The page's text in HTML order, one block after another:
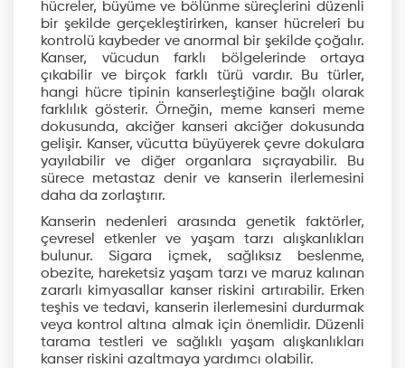
hücreler, büyüme ve bölünme süreçlerini düzenli
bir şekilde gerçekleştirirken, kanser hücreleri bu
kontrolü kaybeder ve anormal bir şekilde çoğalır.
Kanser, vücudun farklı bölgelerinde ortaya
çıkabilir ve birçok farklı türü vardır. Bu türler,
hangi hücre tipinin kanserleştiğine bağlı olarak
farklılık gösterir. Örneğin, meme kanseri meme
dokusunda, akciğer kanseri akciğer dokusunda
gelişir. Kanser, vücutta büyüyerek çevre dokulara
yayılabilir ve diğer organlara sıçrayabilir. Bu
sürece metastaz denir ve kanserin ilerlemesini
daha da zorlaştırır.
Kanserin nedenleri arasında genetik faktörler,
çevresel etkenler ve yaşam tarzı alışkanlıkları
bulunur. Sigara içmek, sağlıksız beslenme,
obezite, hareketsiz yaşam tarzı ve maruz kalınan
zararlı kimyasallar kanser riskini artırabilir. Erken
teşhis ve tedavi, kanserin ilerlemesini durdurmak
veya kontrol altına almak için önemlidir. Düzenli
tarama testleri ve sağlıklı yaşam alışkanlıkları
kanser riskini azaltmaya yardımcı olabilir.